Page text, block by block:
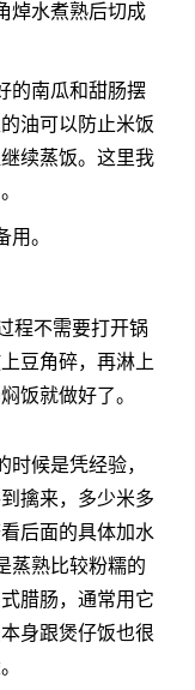
焯水煮熟后切成
的南瓜和甜肠摆
油可以防止米饭
续蒸饭。这里我
。
程不需要打开锅
豆角碎，再淋上
饭就做好了。
候是凭经验，
擒来，多少米多
后面的具体加水
蒸熟比较粉糯的
腊肠，通常用它
身跟煲仔饭也很